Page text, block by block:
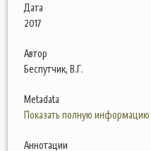
Дата
2017
Автор
Беспутчик, В.Г.
Metadata
Показать полную информацию
Аннотации